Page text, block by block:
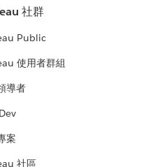
社群
Public
使用者群組
導者
案
社區